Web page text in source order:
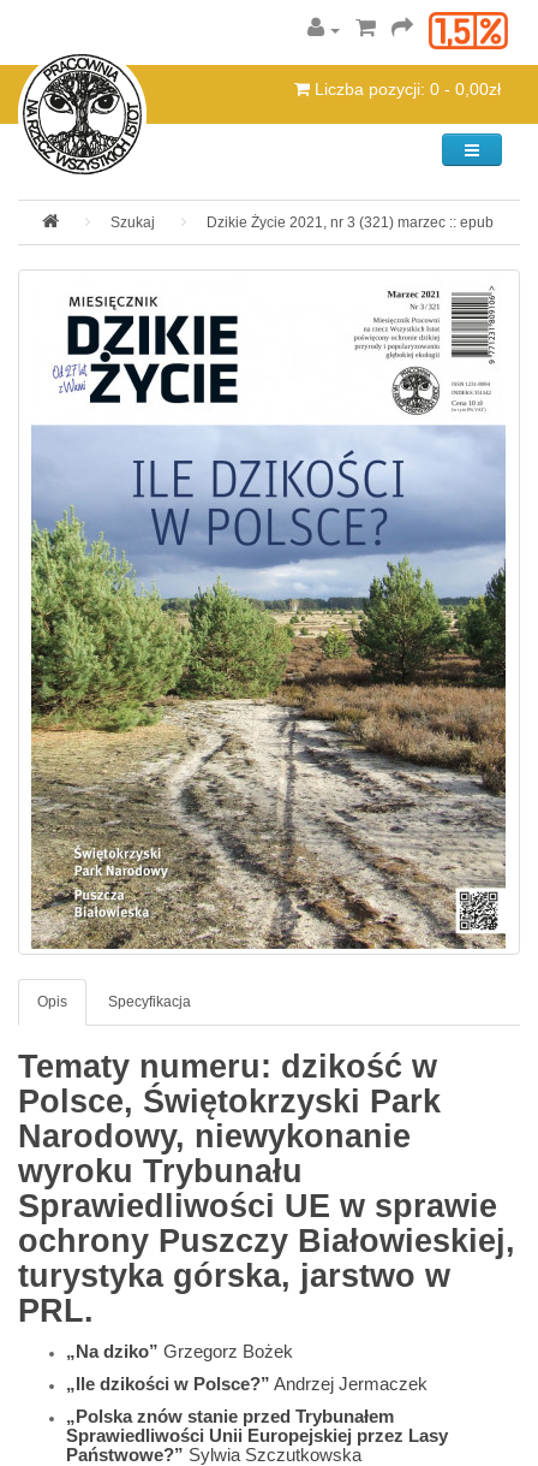
Liczba pozycji: 0 - 0,00zł
Kategorie
Szukaj Dzikie Życie 2021, nr 3 (321) marzec :: epub
Opis Specyfikacja
Tematy numeru: dzikość w
Polsce, Świętokrzyski Park
Narodowy, niewykonanie
wyroku Trybunału
Sprawiedliwości UE w sprawie
ochrony Puszczy Białowieskiej,
turystyka górska, jarstwo w
PRL.
„Na dziko” Grzegorz Bożek
„Ile dzikości w Polsce?” Andrzej Jermaczek
„Polska znów stanie przed Trybunałem
Sprawiedliwości Unii Europejskiej przez Lasy
Państwowe?” Sylwia Szczutkowska